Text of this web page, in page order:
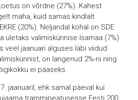
on võrdne (27%). Kahest
maha, kuid samas kindlalt
(20%). Neljandal kohal on SDE
ületaks valimiskünnise Isamaa (7%).
veel jaanuari alguses läbi viidud
on langenud 2%-ni ning
ei pääseks.
jaanuaril, ehk samal päeval kui
trammipeatusesse Eesti 200